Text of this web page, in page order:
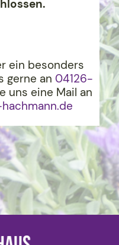
ein besonders
gerne an 04126-
uns eine Mail an
nn.de